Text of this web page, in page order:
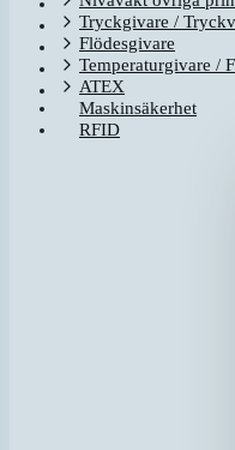
Tryckgivare /
Flödesgivare
Temperaturgivare /
ATEX
Maskinsäkerhet
RFID